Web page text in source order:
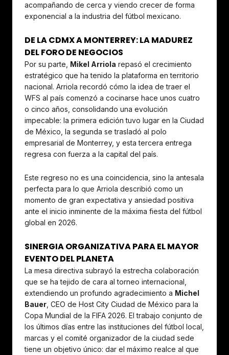
acompañando de cerca y viendo crecer de forma
exponencial a la industria del fútbol mexicano.
DE LA CDMX A MONTERREY: LA MADUREZ
DEL FORO DE NEGOCIOS
Por su parte, Mikel Arriola repasó el crecimiento
estratégico que ha tenido la plataforma en territorio
nacional. Arriola recordó cómo la idea de traer el
WFS al país comenzó a cocinarse hace unos cuatro
o cinco años, consolidando una evolución
impecable: la primera edición tuvo lugar en la Ciudad
de México, la segunda se trasladó al polo
empresarial de Monterrey, y esta tercera entrega
regresa con fuerza a la capital del país.
Este regreso no es una coincidencia, sino la antesala
perfecta para lo que Arriola describió como un
momento de gran expectativa y ansiedad positiva
ante el inicio inminente de la máxima fiesta del fútbol
global en 2026.
SINERGIA ORGANIZATIVA PARA EL MAYOR
EVENTO DEL PLANETA
La mesa directiva subrayó la estrecha colaboración
que se ha tejido de cara al torneo internacional,
extendiendo un profundo agradecimiento a Michel
Bauer, CEO de Host City Ciudad de México para la
Copa Mundial de la FIFA 2026. El trabajo conjunto de
los últimos días entre las instituciones del fútbol local,
marcas y el comité organizador de la ciudad sede
tiene un objetivo único: dar el máximo realce al que